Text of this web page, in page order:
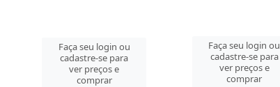
Faça seu login ou
cadastre-se para
ver preços e
comprar
Faça seu login ou
cadastre-se para
ver preços e
comprar